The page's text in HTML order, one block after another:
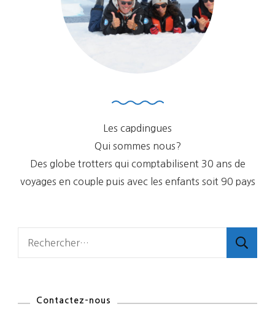
Les capdingues
Qui sommes nous?
Des globe trotters qui comptabilisent 30 ans de
voyages en couple puis avec les enfants soit 90 pays
Contactez-nous